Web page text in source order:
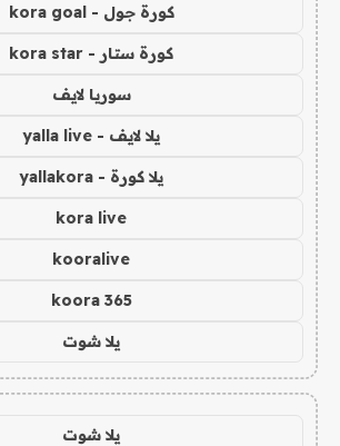
كورة جول - kora goal
كورة ستار - kora star
سوريا لايف
يلا لايف - yalla live
يلا كورة - yallakora
kora live
kooralive
koora 365
يلا شوت
يلا شوت